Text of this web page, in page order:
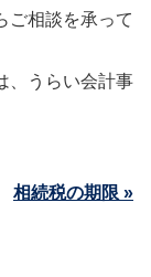
ご相談を承って
、うらい会計事
相続税の期限 »